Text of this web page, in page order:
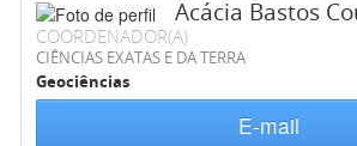
Acácia Bastos
COORDENADOR(A)
CIÊNCIAS EXATAS E DA TERRA
Geociências
E-mail